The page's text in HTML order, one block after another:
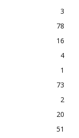
3
78
16
4
1
73
2
20
51